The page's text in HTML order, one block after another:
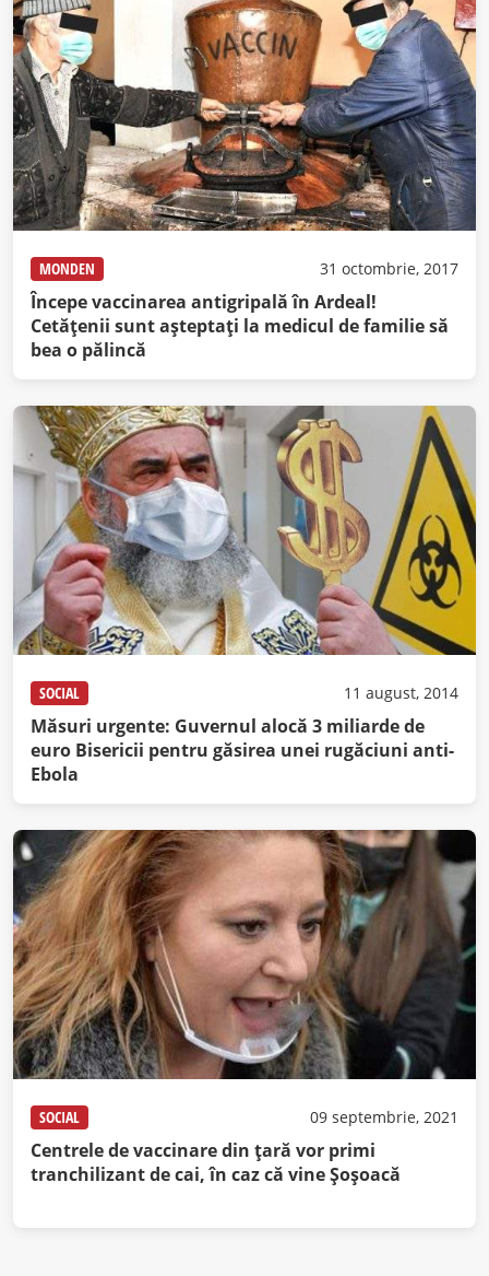
MONDEN 31 octombrie, 2017
Începe vaccinarea antigripală în Ardeal!
Cetăţenii sunt aşteptaţi la medicul de familie să
bea o pălincă
SOCIAL 11 august, 2014
Măsuri urgente: Guvernul alocă 3 miliarde de
euro Bisericii pentru găsirea unei rugăciuni anti-
Ebola
SOCIAL 09 septembrie, 2021
Centrele de vaccinare din ţară vor primi
tranchilizant de cai, în caz că vine Şoşoacă